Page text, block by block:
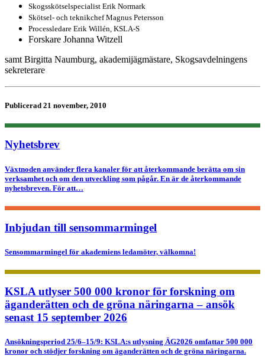
Skogsskötselspecialist Erik Normark
Skötsel- och teknikchef Magnus Petersson
Processledare Erik Willén, KSLA-S
Forskare Johanna Witzell
samt Birgitta Naumburg, akademijägmästare, Skogsavdelningens
sekreterare
Publicerad 21 november, 2010
Nyhetsbrev
Växtnoden använder flera kanaler för att återkommande berätta om sin
verksamhet och om den utveckling som pågår. En är de återkommande
nyhetsbreven. För att…
Inbjudan till sensommarmingel
Sensommarmingel för akademiens ledamöter, välkomna!
KSLA utlyser 500 000 kronor för forskning om
äganderätten och de gröna näringarna – ansök
senast 15 september 2026
Ansökningsperiod 25/6–15/9: KSLA:s utlysning ÄG2026 omfattar 500 000
kronor och stödjer forskning om äganderätten och de gröna näringarna.